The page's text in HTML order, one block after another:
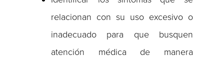
relacionan con su uso excesivo o
inadecuado para que busquen
atención médica de manera